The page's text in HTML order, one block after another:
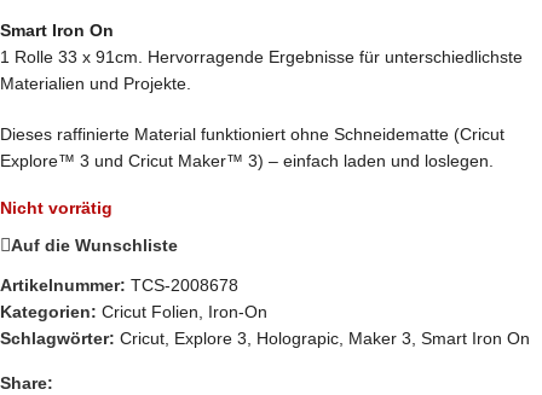
Smart Iron On
1 Rolle 33 x 91cm. Hervorragende Ergebnisse für unterschiedlichste
Materialien und Projekte.
Dieses raffinierte Material funktioniert ohne Schneidematte (Cricut
Explore™ 3 und Cricut Maker™ 3) – einfach laden und loslegen.
Nicht vorrätig
Auf die Wunschliste
Artikelnummer: TCS-2008678
Kategorien: Cricut Folien
Iron-On
Schlagwörter: Cricut Explore 3 Holograpic Maker 3 Smart Iron On
Share: